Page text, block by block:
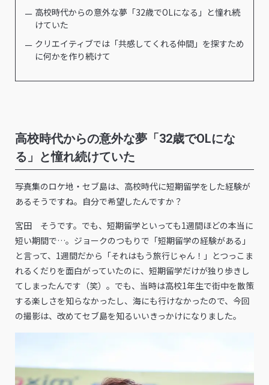
高校時代からの意外な夢「32歳でOLになる」と憧れ続
けていた
クリエイティブでは「共感してくれる仲間」を探すため
に何かを作り続けて
高校時代からの意外な夢「32歳でOLにな
る」と憧れ続けていた
――写真集のロケ地・セブ島は、高校時代に短期留学をした経験が
あるそうですね。自分で希望したんですか？
宮田 そうです。でも、短期留学といっても1週間ほどの本当に
短い期間で…。ジョークのつもりで「短期留学の経験がある」
と言って、1週間だから「それはもう旅行じゃん！」とつっこま
れるくだりを面白がっていたのに、短期留学だけが独り歩きし
てしまったんです（笑）。でも、当時は高校1年生で街中を散策
する楽しさを知らなかったし、海にも行けなかったので、今回
の撮影は、改めてセブ島を知るいいきっかけになりました。